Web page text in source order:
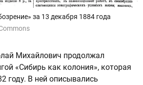
за 13 декабря 1884 года
Михайлович продолжал
«Сибирь как колония», которая
году. В ней описывались